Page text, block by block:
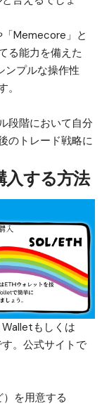
「Memecore」と
る能力を備えた
ンプルな操作性
段階において自分
のトレード戦略に
入する方法
もしくは
。公式サイトで
を用意する